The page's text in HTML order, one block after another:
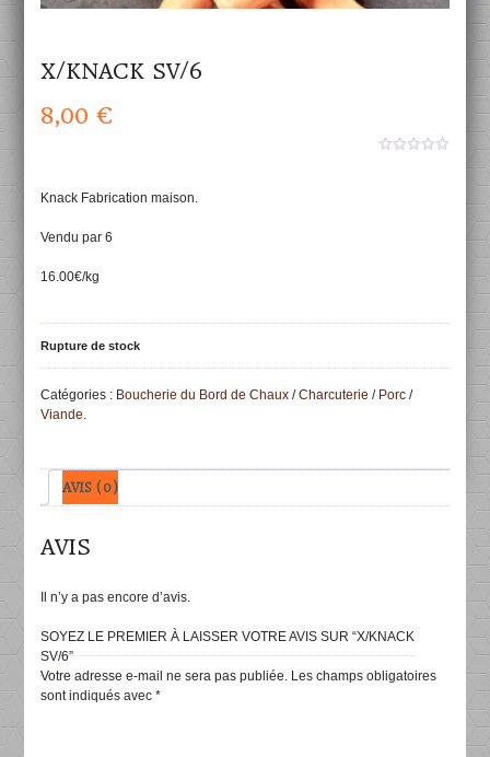
X/KNACK SV/6
8,00€
Knack Fabrication maison.
Vendu par 6
16.00€/kg
Rupture de stock
Catégories : Boucherie du Bord de Chaux /Charcuterie / Porc /
Viande.
AVIS (0)
AVIS
Il n’y a pas encore d’avis.
SOYEZ LE PREMIER À LAISSER VOTRE AVIS SUR “X/KNACK
SV/6”
Votre adresse e-mail ne sera pas publiée. Les champs obligatoires
sont indiqués avec*